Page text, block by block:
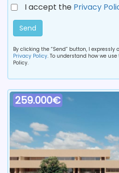
I accept the Privacy
Send
By clicking the “Send” button, I expressly
Privacy Policy. To understand how we
Policy.
259.000€